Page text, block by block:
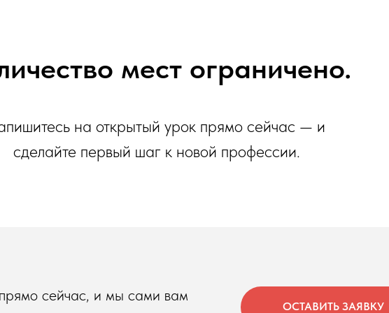
мест ограничено.
на открытый урок прямо сейчас — и
сделайте первый шаг к новой профессии.
сейчас, и мы сами вам
ОСТАВИТЬ ЗАЯВКУ